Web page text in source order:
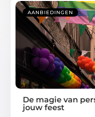
AANBIEDINGEN
De magie van
jouw feest